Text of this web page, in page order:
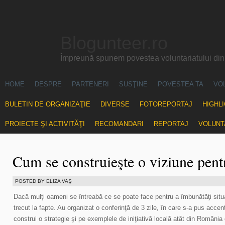
Împreună spunem povestea voluntariatului
HOME DESPRE PARTENERI SUSŢINE POVESTEA TA
BULETIN DE ORGANIZAŢIE DIVERSE FOTOREPORTAJ
PROIECTE ŞI ACTIVITĂŢI RECOMANDARI REPORTAJ
Cum se construieşte o viziune
POSTED BY ELIZA VAŞ
Dacă mulţi oameni se întreabă ce se poate face pentru a îmbunătăţi
trecut la fapte. Au organizat o conferinţă de 3 zile, în care s-a pus
construi o strategie şi pe exemplele de iniţiativă locală atât din